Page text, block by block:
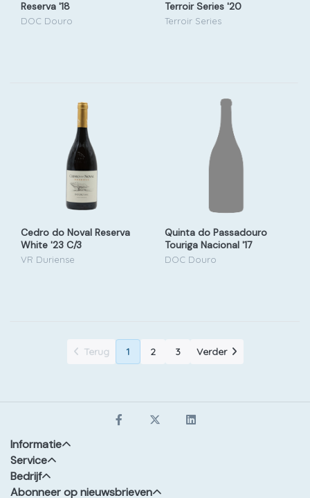
Reserva '18
DOC Douro
Terroir Series '20
Terroir Series
Cedro do Noval Reserva
White '23 C/3
VR Duriense
Quinta do Passadouro
Touriga Nacional '17
DOC Douro
Terug 1 2 3 Verder
Informatie
Service
Bedrijf
Abonneer op nieuwsbrieven